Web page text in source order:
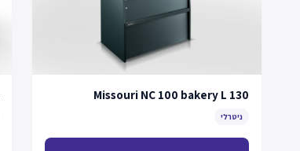
Missouri NC 100 bakery L 130
ניטרלי